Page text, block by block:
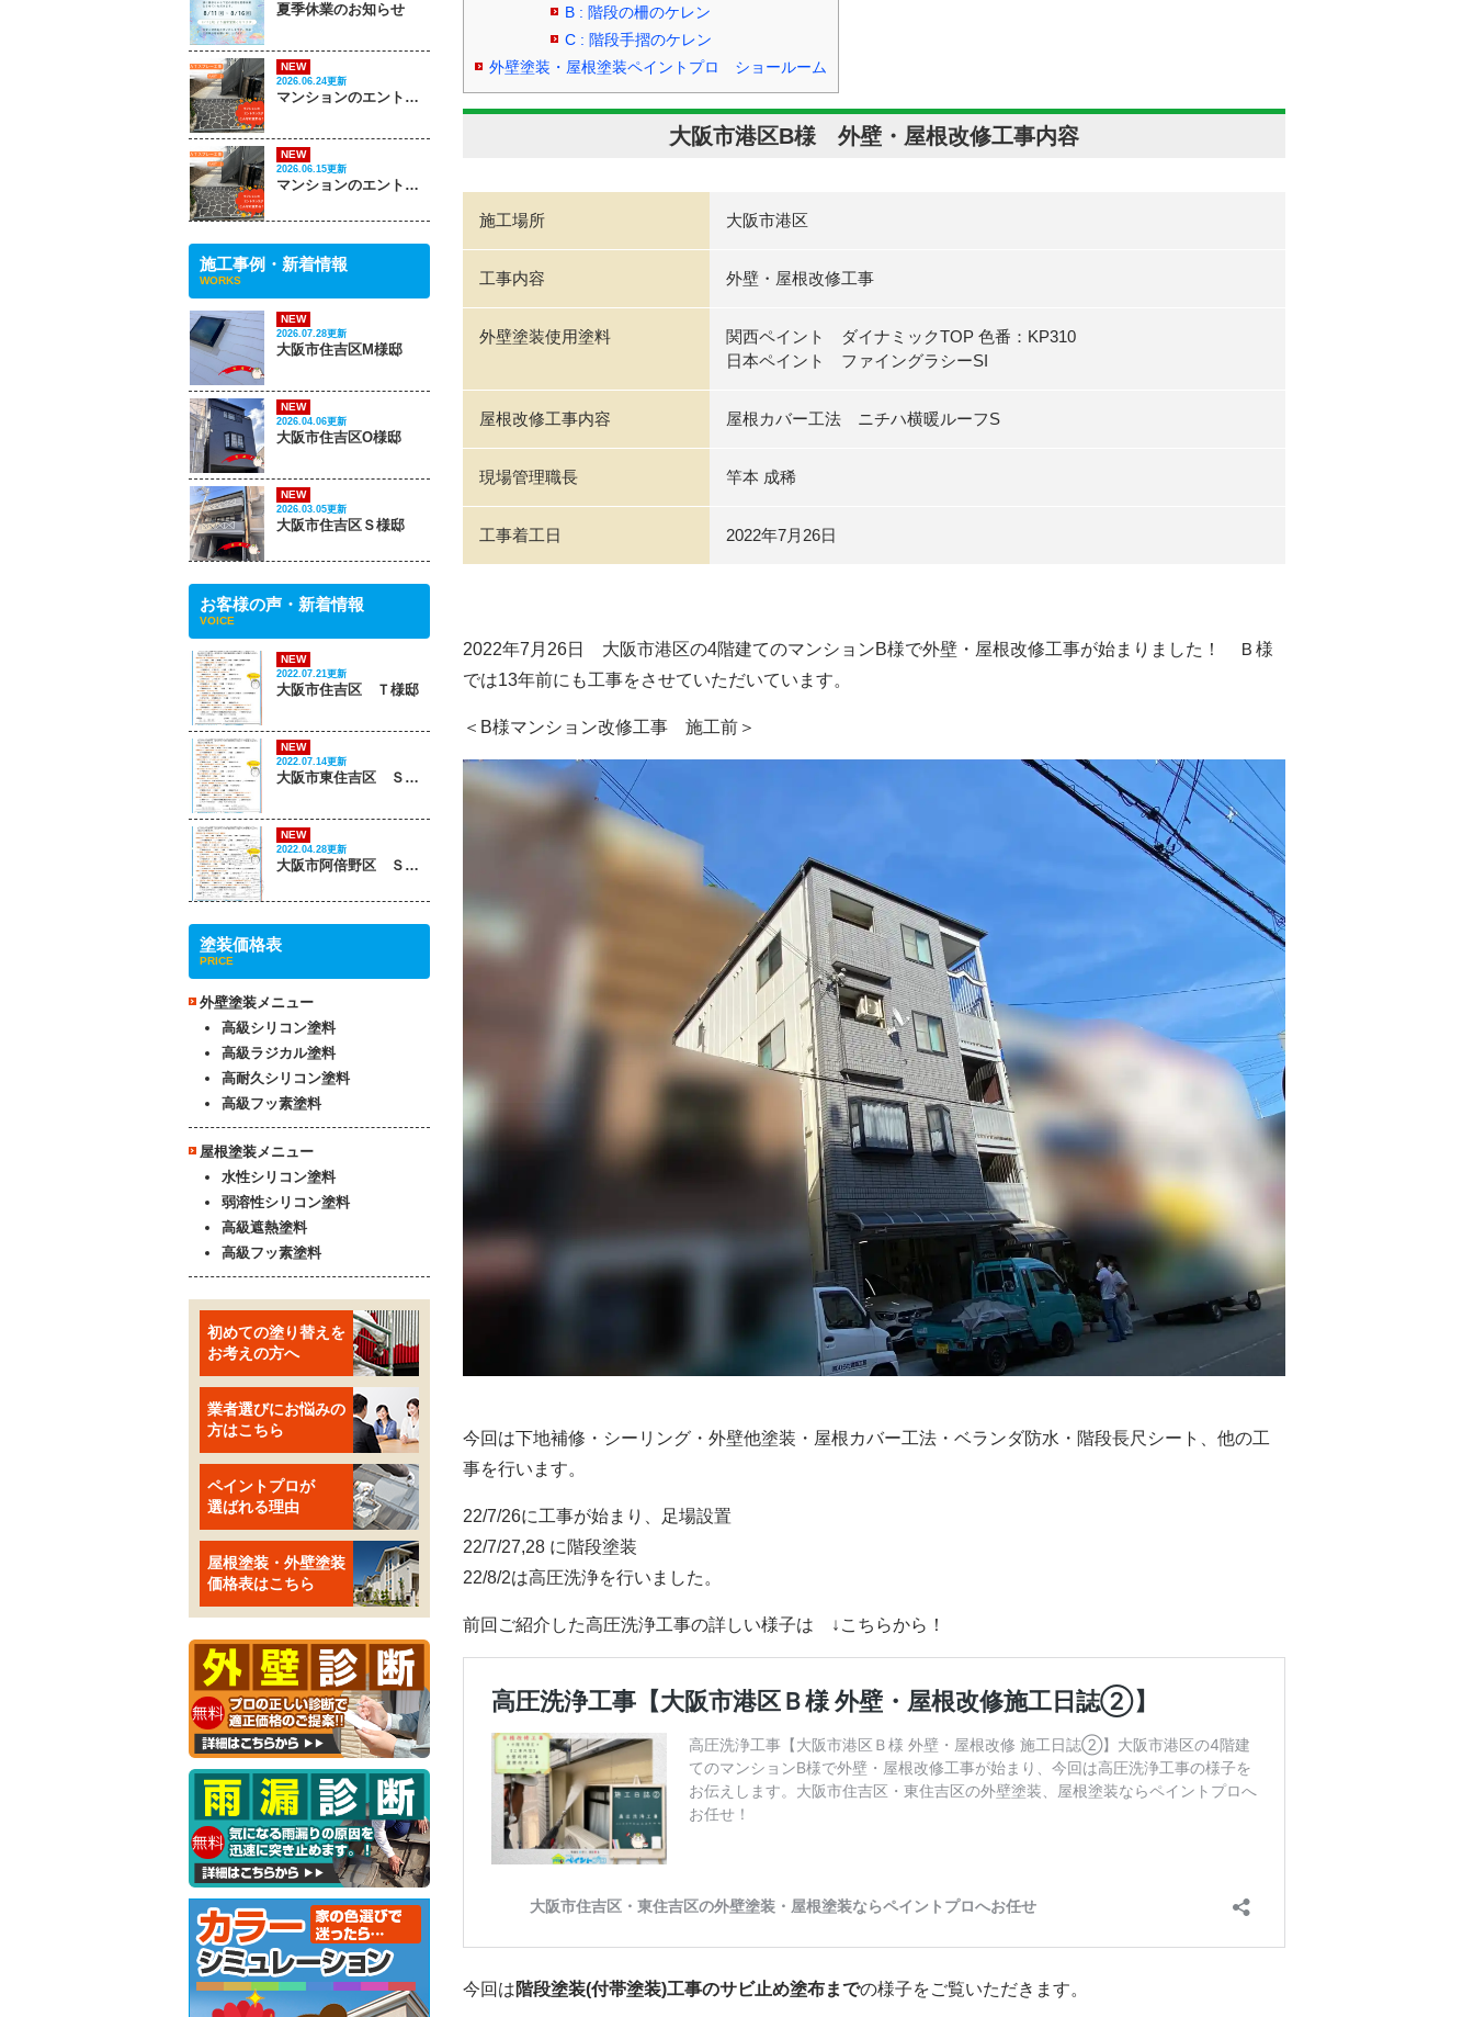
B : 階段の柵のケレン
C : 階段手摺のケレン
外壁塗装・屋根塗装ペイントプロ ショールーム
大阪市港区B様 外壁・屋根改修工事内容
施工場所 大阪市港区
工事内容 外壁・屋根改修工事
外壁塗装使用塗料
関西ペイント ダイナミックTOP 色番：KP310
日本ペイント ファイングラシーSI
屋根改修工事内容 屋根カバー工法 ニチハ横暖ルーフS
現場管理職長 竿本 成稀
工事着工日 2022年7月26日
2022年7月26日 大阪市港区の4階建てのマンションB様で外壁・屋根改修工事が始まりました！ Ｂ様
では13年前にも工事をさせていただいています。
＜B様マンション改修工事 施工前＞
今回は下地補修・シーリング・外壁他塗装・屋根カバー工法・ベランダ防水・階段長尺シート、他の工
事を行います。
22/7/26に工事が始まり、足場設置
22/7/27,28 に階段塗装
22/8/2は高圧洗浄を行いました。
前回ご紹介した高圧洗浄工事の詳しい様子は ↓こちらから！
今回は階段塗装(付帯塗装)工事のサビ止め塗布までの様子をご覧いただきます。
夏季休業のお知らせ
NEW
2026.06.24更新
マンションのエントランスがこんなに変わる‼ PART 2
NEW
2026.06.15更新
マンションのエントランスがこんなに変わる‼ PART 1
施工事例・新着情報
WORKS
NEW
2026.07.28更新
大阪市住吉区M様邸
NEW
2026.04.06更新
大阪市住吉区O様邸
NEW
2026.03.05更新
大阪市住吉区Ｓ様邸
お客様の声・新着情報
VOICE
NEW
2022.07.21更新
大阪市住吉区 Ｔ様邸
NEW
2022.07.14更新
大阪市東住吉区 Ｓ様邸
NEW
2022.04.28更新
大阪市阿倍野区 Ｓ様邸
塗装価格表
PRICE
外壁塗装メニュー
高級シリコン塗料
高級ラジカル塗料
高耐久シリコン塗料
高級フッ素塗料
屋根塗装メニュー
水性シリコン塗料
弱溶性シリコン塗料
高級遮熱塗料
高級フッ素塗料
初めての塗り替えを
お考えの方へ
業者選びにお悩みの
方はこちら
ペイントプロが
選ばれる理由
屋根塗装・外壁塗装
価格表はこちら